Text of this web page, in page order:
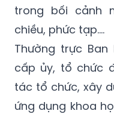
trong bối cảnh
chiều, phức tạp….
Thường trực
cấp ủy, tổ chức
tác tổ chức, xây
ứng dụng khoa